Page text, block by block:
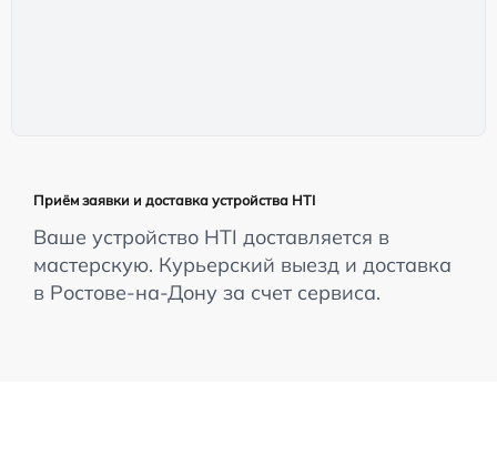
Приём заявки и доставка устройства HTI
Ваше устройство HTI доставляется в
мастерскую. Курьерский выезд и доставка
в Ростове-на-Дону за счет сервиса.